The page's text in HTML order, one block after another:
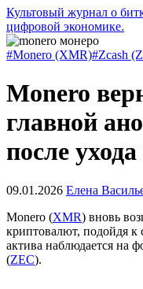
Культовый журнал о
цифровой экономике.
#Monero (XMR)#Zcash
Monero
главной
после
09.01.2026 Елена
Monero (XMR) вновь
криптовалют, подойдя к
актива наблюдается на
(ZEC).